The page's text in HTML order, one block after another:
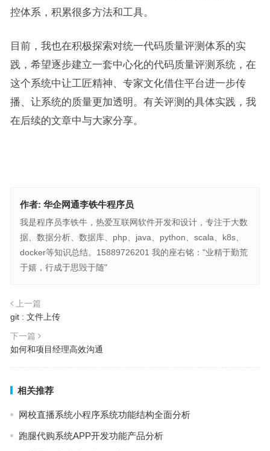
控体系，积累很多方法和工具。
目前，我也在积极探索对统一代码质量评测体系的实
践，希望逐步建立一套中心化的代码质量评测系统，在
这个系统中让工匠精神、专家文化借住平台进一步传
播、让系统的质量更加透明。有关评测的具体实践，我
在后续的文章中与大家分享。
作者: 华企网通李铁牛程序员
我是程序员李铁牛，热爱互联网软件开发和设计，专注于大数
据、数据分析、数据库、php、java、python、scala、k8s、
docker等知识总结。15889726201 我的座右铭："业精于勤荒
于嬉，行成于思毁于随"
上一篇
git : 文件上传
下一篇
如何和项目经理高效沟通
相关推荐
网校直播系统小程序系统功能结构全面分析
跑腿代购系统APP开发功能产品分析